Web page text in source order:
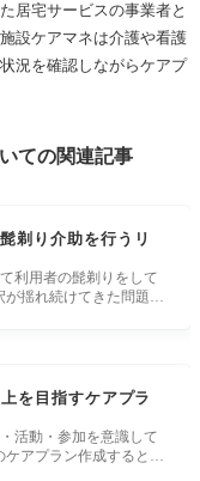
居宅サービスの事業者と
設ケアマネは介護や看護
況を確認しながらケアプ
ての関連記事
剃り介助を行うリ
利用者の髭剃りをして
揺れ続けてきた問題で
を目指すケアプラ
活動・参加を意識して
アプラン作成するとき